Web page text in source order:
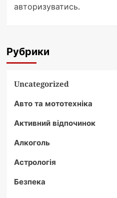
авторизуватись.
Рубрики
Uncategorized
Авто та мототехніка
Активний відпочинок
Алкоголь
Астрологія
Безпека